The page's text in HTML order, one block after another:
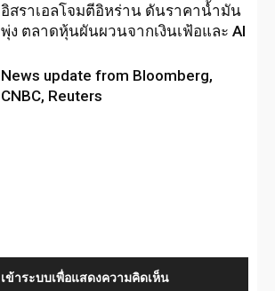
อิสราเอลโจมตีอิหร่าน ดันราคาน้ำมัน
พุ่ง ตลาดหุ้นผันผวนจากเงินเฟ้อและ AI
News update from Bloomberg,
CNBC, Reuters
เข้าระบบเพื่อแสดงความคิดเห็น